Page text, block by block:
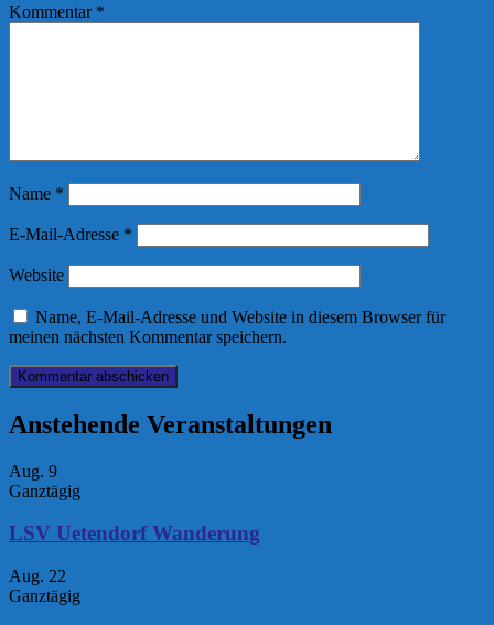
Kommentar *
Name *
E-Mail-Adresse *
Website
Name, E-Mail-Adresse und Website in diesem Browser für
meinen nächsten Kommentar speichern.
Anstehende Veranstaltungen
Aug. 9
Ganztägig
LSV Uetendorf Wanderung
Aug. 22
Ganztägig